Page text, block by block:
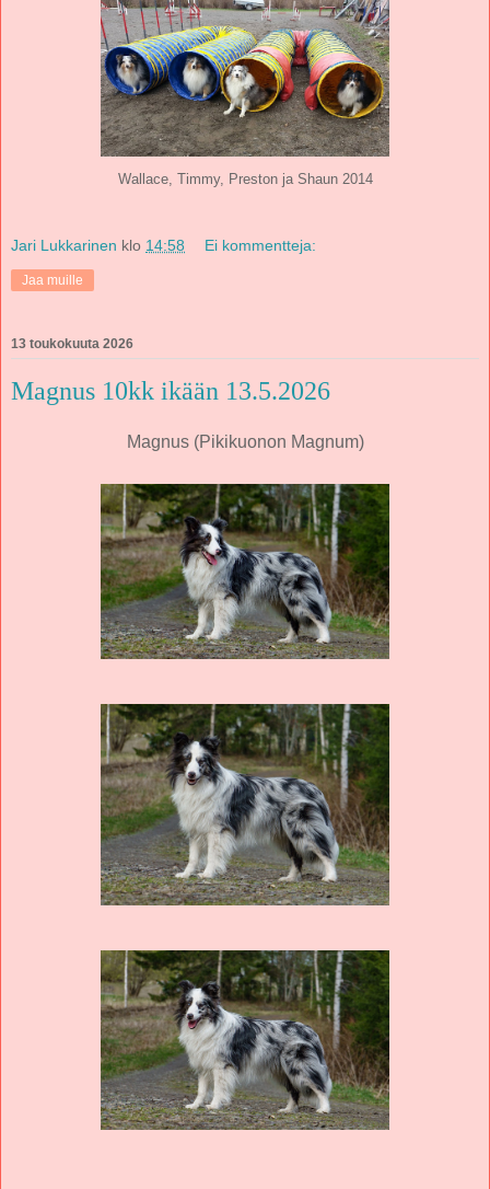
Wallace, Timmy, Preston ja Shaun 2014
Jari Lukkarinen klo 14:58 Ei kommentteja:
Jaa muille
13 toukokuuta 2026
Magnus 10kk ikään 13.5.2026
Magnus (Pikikuonon Magnum)